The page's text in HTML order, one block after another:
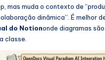
mas muda o contexto de
dinâmica”. É melhor
do Notiononde diagramas
classe.